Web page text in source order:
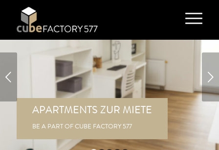
APARTMENTS ZUR MIETE
BE A PART OF CUBE FACTORY 577
Weiter